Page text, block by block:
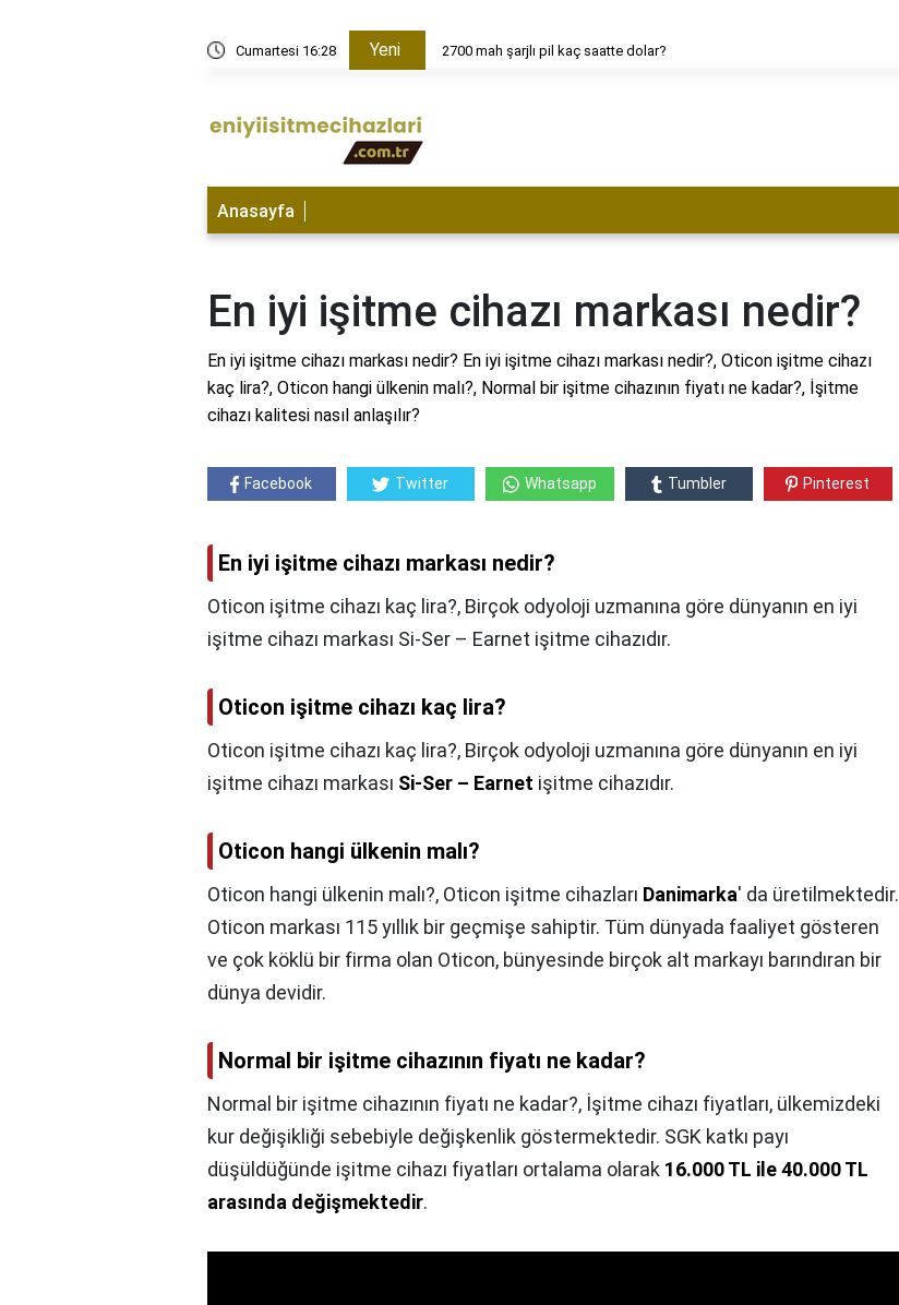
Cumartesi 16:29 Yeni 2700 mah şarjlı pil kaç saatte dolar?
Anasayfa
En iyi işitme cihazı markası nedir?
En iyi işitme cihazı markası nedir? En iyi işitme cihazı markası nedir?, Oticon işitme cihazı
kaç lira?, Oticon hangi ülkenin malı?, Normal bir işitme cihazının fiyatı ne kadar?, İşitme
cihazı kalitesi nasıl anlaşılır?
Facebook Twitter Whatsapp Tumbler Pinterest
En iyi işitme cihazı markası nedir?
Oticon işitme cihazı kaç lira?, Birçok odyoloji uzmanına göre dünyanın en iyi
işitme cihazı markası Si-Ser – Earnet işitme cihazıdır.
Oticon işitme cihazı kaç lira?
Oticon işitme cihazı kaç lira?, Birçok odyoloji uzmanına göre dünyanın en iyi
işitme cihazı markası Si-Ser – Earnet işitme cihazıdır.
Oticon hangi ülkenin malı?
Oticon hangi ülkenin malı?, Oticon işitme cihazları Danimarka' da üretilmektedir.
Oticon markası 115 yıllık bir geçmişe sahiptir. Tüm dünyada faaliyet gösteren
ve çok köklü bir firma olan Oticon, bünyesinde birçok alt markayı barındıran bir
dünya devidir.
Normal bir işitme cihazının fiyatı ne kadar?
Normal bir işitme cihazının fiyatı ne kadar?, İşitme cihazı fiyatları, ülkemizdeki
kur değişikliği sebebiyle değişkenlik göstermektedir. SGK katkı payı
düşüldüğünde işitme cihazı fiyatları ortalama olarak 16.000 TL ile 40.000 TL
arasında değişmektedir.